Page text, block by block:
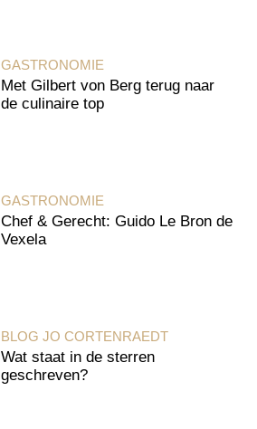
GASTRONOMIE
Met Gilbert von Berg terug naar
de culinaire top
GASTRONOMIE
Chef & Gerecht: Guido Le Bron de
Vexela
BLOG JO CORTENRAEDT
Wat staat in de sterren
geschreven?